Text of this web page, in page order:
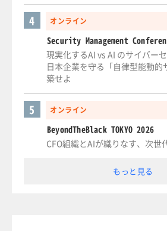
オンライン
4
Security Management
現実化するAI vs AI のサイバー
日本企業を守る「自律型能動的
築せよ
オンライン
5
BeyondTheBlack TOKYO 2026
CFO組織とAIが織りなす、次世
もっと見る